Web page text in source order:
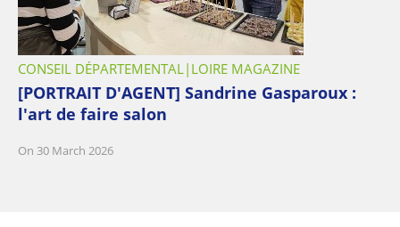
CONSEIL DÉPARTEMENTAL LOIRE MAGAZINE
[PORTRAIT D'AGENT] Sandrine Gasparoux :
l'art de faire salon
On 30 March 2026